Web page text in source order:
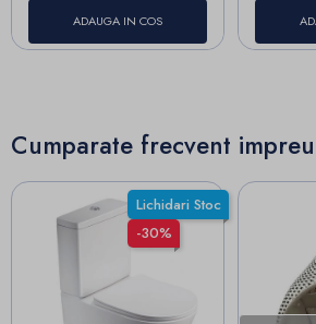
ADAUGA IN COS
Cumparate frecvent
Lichidari Stoc
-30%